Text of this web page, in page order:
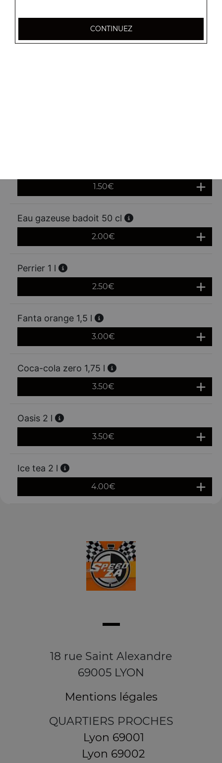
Sprite 33 cl
1.50€
Eau gazeuse badoit 50 cl
2.00€
Perrier 1 l
2.50€
Fanta orange 1,5 l
3.00€
Coca-cola zero 1,75 l
3.50€
Oasis 2 l
3.50€
Ice tea 2 l
4.00€
18 rue Saint Alexandre
69005 LYON
Mentions légales
QUARTIERS PROCHES
Lyon 69001
Lyon 69002
CONTINUEZ